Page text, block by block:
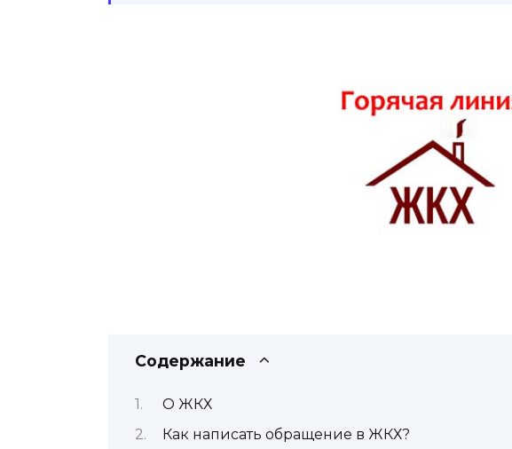
Содержание
О ЖКХ
Как написать обращение в ЖКХ?